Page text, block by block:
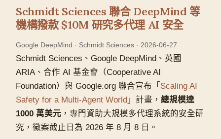
Schmidt Sciences 聯合 DeepMind 等
機構撥款 $10M 研究多代理 AI 安全
Google DeepMind · Schmidt Sciences · 2026-06-27
Schmidt Sciences、Google DeepMind、英國
ARIA、合作 AI 基金會（Cooperative AI
Foundation）與 Google.org 聯合宣布「 Scaling AI
Safety for a Multi-Agent World 」計畫， 總規模達
1000 萬美元 ，專門資助大規模多代理系統的安全研
究，徵案截止日為 2026 年 8 月 8 日。